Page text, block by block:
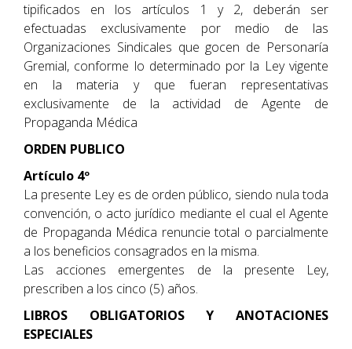
tipificados en los artículos 1 y 2, deberán ser
efectuadas exclusivamente por medio de las
Organizaciones Sindicales que gocen de Personaría
Gremial, conforme lo determinado por la Ley vigente
en la materia y que fueran representativas
exclusivamente de la actividad de Agente de
Propaganda Médica
ORDEN PUBLICO
Artículo 4º
La presente Ley es de orden público, siendo nula toda
convención, o acto jurídico mediante el cual el Agente
de Propaganda Médica renuncie total o parcialmente
a los beneficios consagrados en la misma.
Las acciones emergentes de la presente Ley,
prescriben a los cinco (5) años.
LIBROS OBLIGATORIOS Y ANOTACIONES
ESPECIALES